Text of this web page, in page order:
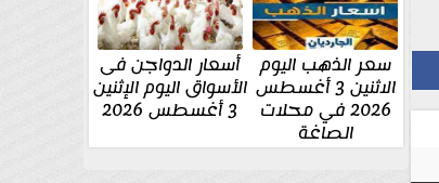
سعر الذهب اليوم
الاثنين 3 أغسطس
2026 في محلات
الصاغة
أسعار الدواجن فى
الأسواق اليوم الإثنين
3 أغسطس 2026